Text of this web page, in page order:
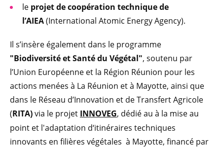
le projet de coopération technique de
l’AIEA(International Atomic Energy Agency).
Il s’insère également dans le programme
"Biodiversité et Santé du Végétal", soutenu par
l’Union Européenne et la Région Réunion pour les
actions menées à La Réunion et à Mayotte, ainsi que
dans le Réseau d’Innovation et de Transfert Agricole
(RITA)via le projet INNOVEG, dédié au à la mise au
point et l'adaptation d‘itinéraires techniques
innovants en filières végétales à Mayotte, financé par